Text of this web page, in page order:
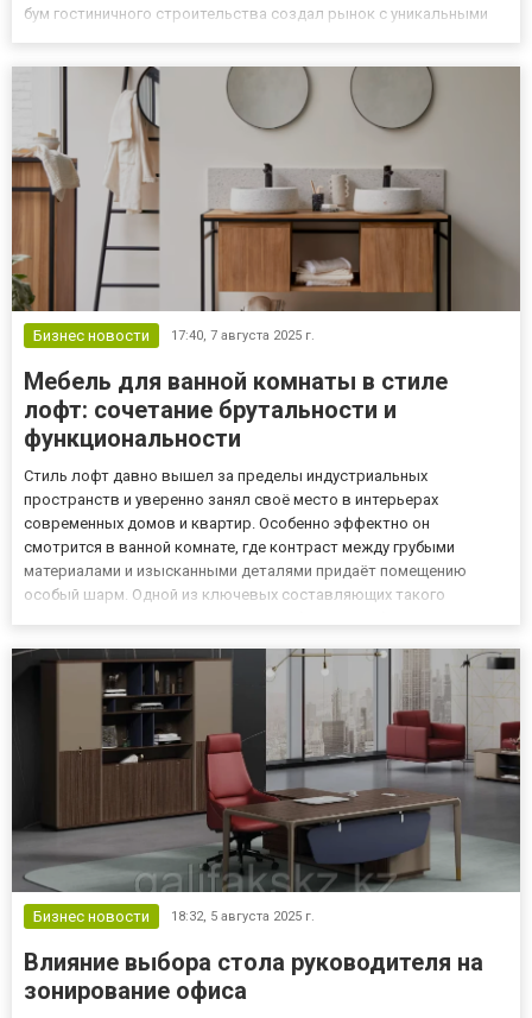
бум гостиничного строительства создал рынок с уникальными
Ведущие производ...
Бизнес новости 17:40, 7 августа 2025 г.
Мебель для ванной комнаты в стиле
лофт: сочетание брутальности и
функциональности
Стиль лофт давно вышел за пределы индустриальных
пространств и уверенно занял своё место в интерьерах
современных домов и квартир. Особенно эффектно он
смотрится в ванной комнате, где контраст между грубыми
материалами и изысканными деталями придаёт помещению
особый шарм. Одной из ключевых составляющих такого
лофт Мебель для ванной в стиле...
Бизнес новости 18:32, 5 августа 2025 г.
Влияние выбора стола руководителя на
зонирование офиса